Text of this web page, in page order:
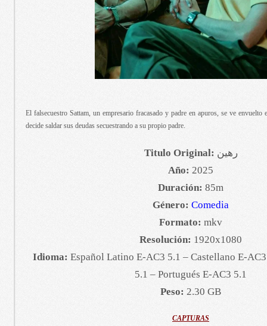
El falsecuestro Sattam, un empresario fracasado y padre en apuros, se ve envuelto
decide saldar sus deudas secuestrando a su propio padre.
Titulo Original: رهين
Año: 2025
Duración: 85m
Género: Comedia
Formato: mkv
Resolución: 1920x1080
Idioma: Español Latino E-AC3 5.1 – Castellano E-
5.1 – Portugués E-AC3 5.1
Peso: 2.30 GB
CAPTURAS